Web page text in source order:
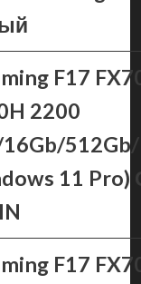
F17
2200
11
F17